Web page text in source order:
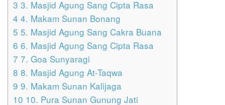
3 3. Masjid Agung Sang Cipta Rasa
4 4. Makam Sunan Bonang
5 5. Masjid Agung Sang Cakra Buana
6 6. Masjid Agung Sang Cipta Rasa
7 7. Goa Sunyaragi
8 8. Masjid Agung At-Taqwa
9 9. Makam Sunan Kalijaga
10 10. Pura Sunan Gunung Jati